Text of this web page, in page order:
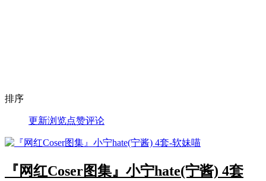
排序
更新浏览点赞评论
『网红Coser图集』小宁hate(宁酱) 4套